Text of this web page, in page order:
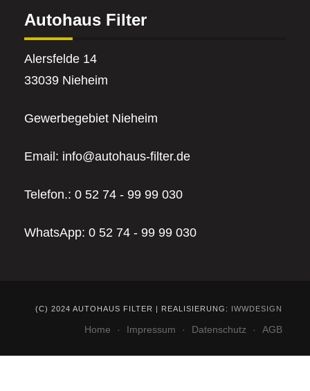
Autohaus Filter
Alersfelde 14
33039 Nieheim
Gewerbegebiet Nieheim
Email: info@autohaus-filter.de
Telefon.: 0 52 74 - 99 99 030
WhatsApp: 0 52 74 - 99 99 030
(C) 2024 AUTOHAUS FILTER | REALISIERUNG: IWWDESIGN
Home Impressum Datenschutz AGB